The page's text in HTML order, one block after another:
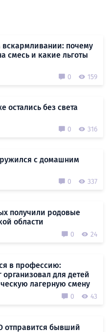
вскармливании: почему
смесь и какие льготы
0 159
остались без света
0 316
с домашним
0 337
получили родовые
области
0 24
в профессию:
для детей
лагерную смену
0 43
отправится бывший